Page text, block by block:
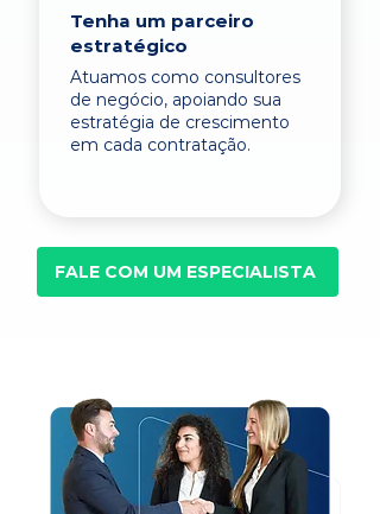
Tenha um parceiro
estratégico
Atuamos como consultores
de negócio, apoiando sua
estratégia de crescimento
em cada contratação.
FALE COM UM ESPECIALISTA